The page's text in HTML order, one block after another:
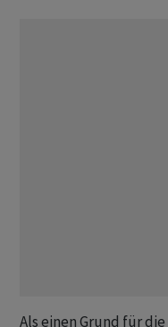
Als einen Grund für